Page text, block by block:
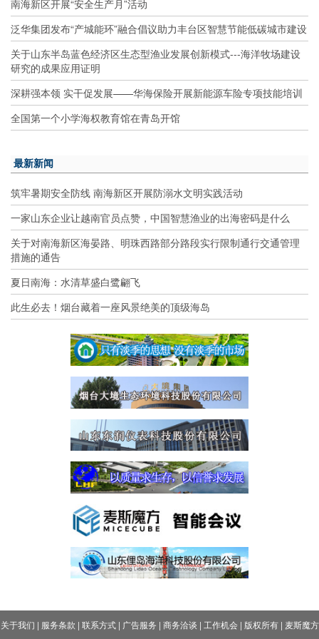
南海新区开展“安全生产月”活动
泛华集团发布“产城能环”融合倡议助力丰台区智慧节能低碳城市建设
关于山东半岛蓝色经济区生态型渔业发展创新模式---海洋牧场建设
研究的成果应用证明
深耕强本领 实干促发展——华海保险开展新能源车险专项技能培训
全国第一个小学海权教育馆在青岛开馆
最新新闻
筑牢暑期安全防线 南海新区开展防溺水文明实践活动
一家山东企业让越南官员点赞，中国智慧渔业的出海密码是什么
关于对南海新区海晏路、明珠西路部分路段实行限制通行交通管理
措施的通告
夏日南海：水清草盛白鹭翩飞
此生必去！烟台藏着一座风景绝美的顶级海岛
关于我们 | 服务条款 | 联系方式| 广告服务 | 商务洽谈 | 工作机会| 版权所有| 麦斯魔方